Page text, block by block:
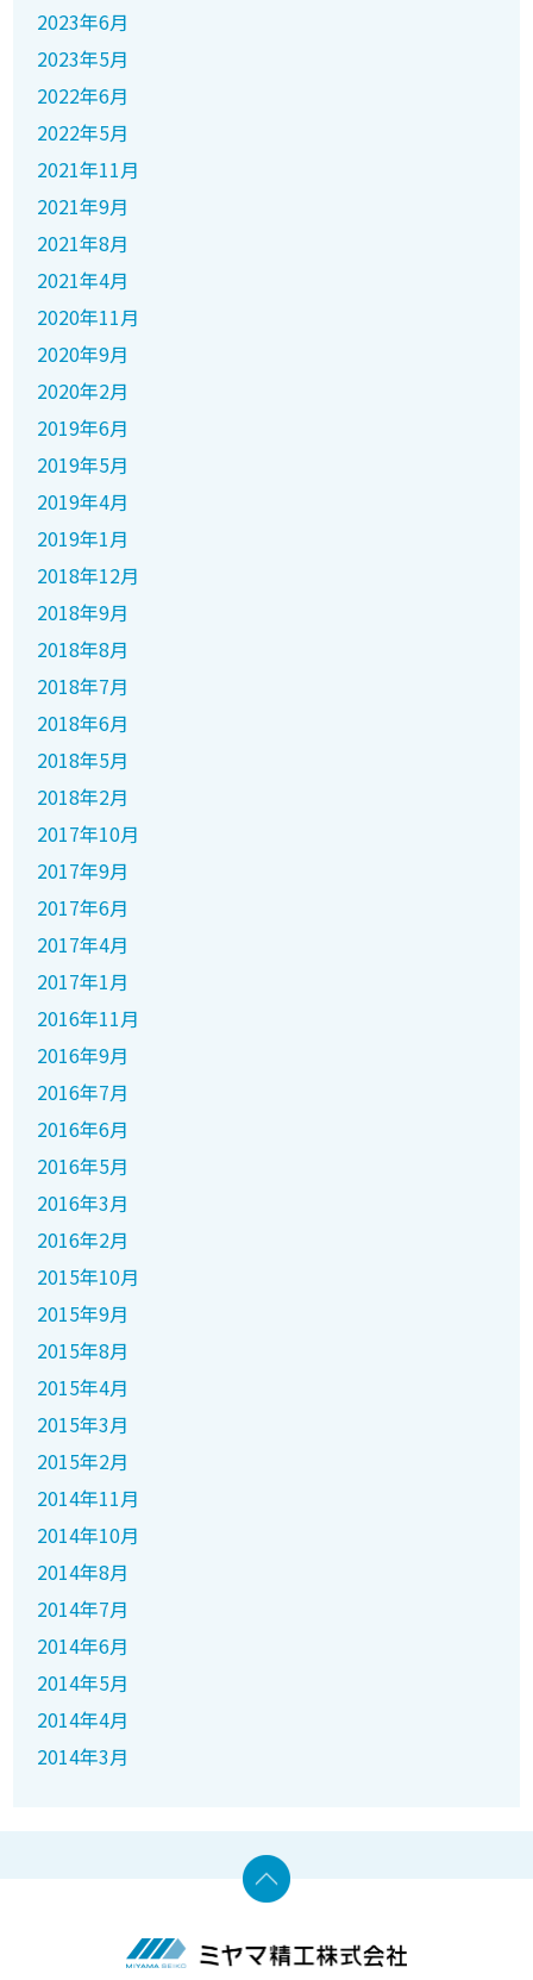
2023年6月
2023年5月
2022年6月
2022年5月
2021年11月
2021年9月
2021年8月
2021年4月
2020年11月
2020年9月
2020年2月
2019年6月
2019年5月
2019年4月
2019年1月
2018年12月
2018年9月
2018年8月
2018年7月
2018年6月
2018年5月
2018年2月
2017年10月
2017年9月
2017年6月
2017年4月
2017年1月
2016年11月
2016年9月
2016年7月
2016年6月
2016年5月
2016年3月
2016年2月
2015年10月
2015年9月
2015年8月
2015年4月
2015年3月
2015年2月
2014年11月
2014年10月
2014年8月
2014年7月
2014年6月
2014年5月
2014年4月
2014年3月